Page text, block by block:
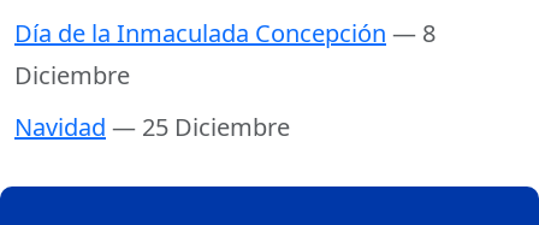
Día de la Inmaculada Concepción — 8
Diciembre
Navidad — 25 Diciembre